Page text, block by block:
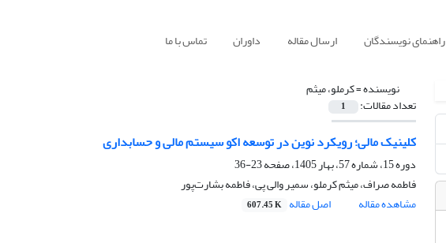
راهنمای نویسندگان ارسال مقاله داوران تماس با ما
نویسنده =کرملو، میثم
تعداد مقالات: 1
کلینیک مالی؛ رویکرد نوین در توسعه اکو سیستم مالی و حسابداری
دوره 15، شماره 57، بهار 1405، صفحه
23-36
فاطمه صراف، میثم کرملو، سمیر والی پی، فاطمه بشارت‌پور
مشاهده مقاله
اصل مقاله 607.45 K